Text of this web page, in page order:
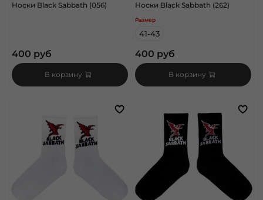
Носки Black Sabbath (056)
400 руб
В корзину
Носки Black Sabbath (262)
Размер
41-43
400 руб
В корзину